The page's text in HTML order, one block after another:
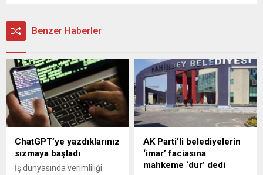
Benzer Haberler
ChatGPT’ye yazdıklarınız
sızmaya başladı
İş dünyasında verimliliği
AK Parti’li belediyelerin
‘imar’ faciasına
mahkeme ‘dur’ dedi